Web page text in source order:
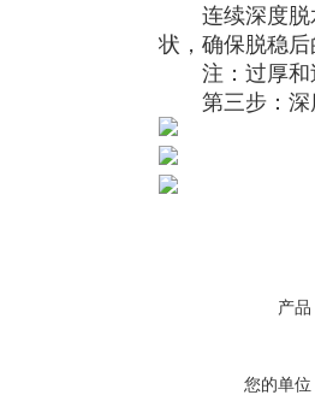
连续深度脱水
状，确保脱稳
注：过厚和过
第三步：深度
产品
您的单位